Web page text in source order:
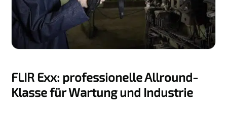
FLIR Exx: professionelle Allround-
Klasse für Wartung und Industrie